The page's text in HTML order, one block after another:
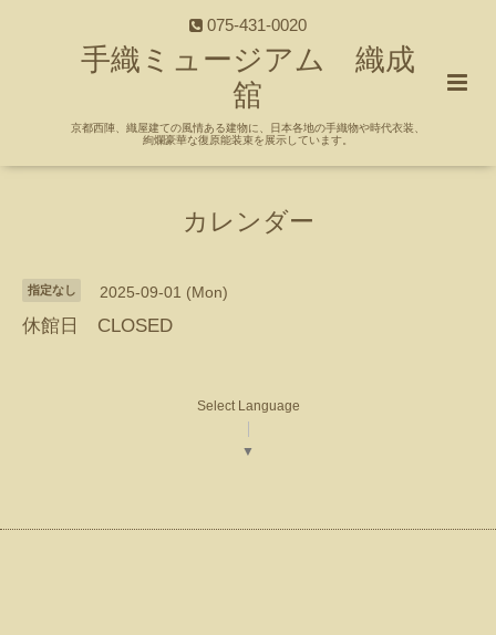
075-431-0020
手織ミュージアム 織成
舘
京都西陣、織屋建ての風情ある建物に、日本各地の手織物や時代衣装、
絢爛豪華な復原能装束を展示しています。
カレンダー
指定なし 2025-09-01 (Mon)
休館日 CLOSED
Select Language
▼